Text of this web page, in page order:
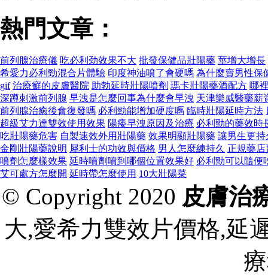
熱門文章：
前列腺治療儀 吃必利劲效果不大 批發保健品壯陽藥 莖增大增長
希愛力必利勁混合片體驗 印度神油噴了會硬嗎 為什麼賣男性保
gif 治療癬的皮膚醫院 助勃延時壯陽噴劑 瑪卡壯陽藥酒配方 哪
深蹲刺激前列腺 早洩是怎麼回事為什麼會早洩 天津樂威醫藥薪
前列腺治癒後會復發嗎 必利勁能增加硬度嗎 臨時壯陽延時方法
超級艾力達雙效使用效果 陽痿早洩原因及治療 必利勁的藥效時
吃壯陽藥危害 自製速效外用壯陽藥 效果明顯壯陽藥 讓男生更
金剛壯陽藥說明 犀利士的功效與價格 男人怎麼練持久 正規藥
噴劑怎麼樣效果 延時噴劑噴到哪個位置效果好 必利勁可以隨便
艾可處方怎麼開 延時帶怎麼使用 10大壯陽菜
© Copyright 2020 皮膚治
大,愛希力雙效片價格,延